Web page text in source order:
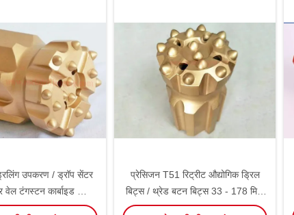
उपकरण / ड्रॉप सेंटर
वेल टंगस्टन कार्बाइड ड्रिल
बिट्स
प्रेसिजन T51 रिट्रीट औद्योगिक ड्रिल
बिट्स / थ्रेड बटन बिट्स 33 - 178 मिमी
व्यास